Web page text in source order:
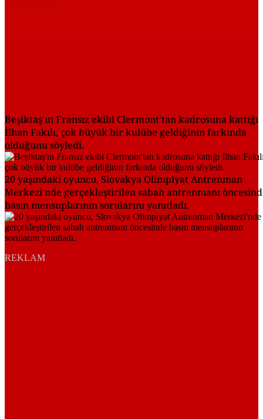
Beşiktaş'ın Fransız ekibi Clermont'tan kadrosuna kattığı
İlhan Fakılı, çok büyük bir kulübe geldiğinin farkında
olduğunu söyledi.
20 yaşındaki oyuncu, Slovakya Olimpiyat Antrenman
Merkezi'nde gerçekleştirilen sabah antrenmanı
basın mensuplarının sorularını yanıtladı.
REKLAM